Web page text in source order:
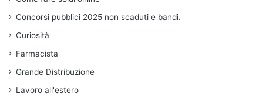
Concorsi pubblici 2025 non scaduti e bandi.
Curiosità
Farmacista
Grande Distribuzione
Lavoro all'estero